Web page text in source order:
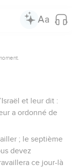
et leur dit :
a ordonné de
; le septième
devez
ce jour-là